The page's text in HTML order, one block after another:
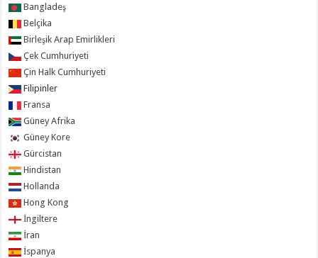
Bangladeş
Belçika
Birleşik Arap Emirlikleri
Çek Cumhuriyeti
Çin Halk Cumhuriyeti
Filipinler
Fransa
Güney Afrika
Güney Kore
Gürcistan
Hindistan
Hollanda
Hong Kong
İngiltere
İran
İspanya